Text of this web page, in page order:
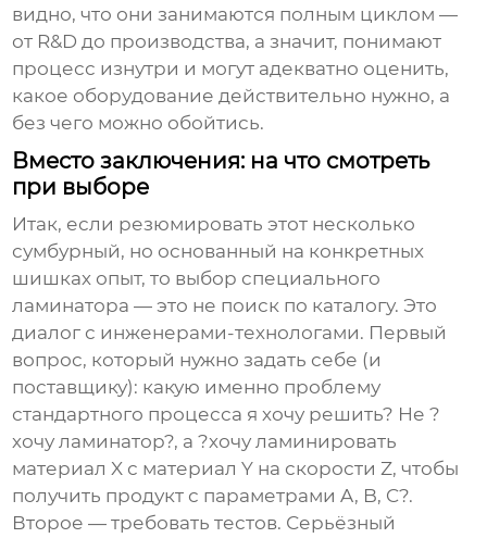
видно, что они занимаются полным циклом —
от R&D до производства, а значит, понимают
процесс изнутри и могут адекватно оценить,
какое оборудование действительно нужно, а
без чего можно обойтись.
Вместо заключения: на что смотреть
при выборе
Итак, если резюмировать этот несколько
сумбурный, но основанный на конкретных
шишках опыт, то выбор специального
ламинатора — это не поиск по каталогу. Это
диалог с инженерами-технологами. Первый
вопрос, который нужно задать себе (и
поставщику): какую именно проблему
стандартного процесса я хочу решить? Не ?
хочу ламинатор?, а ?хочу ламинировать
материал X с материал Y на скорости Z, чтобы
получить продукт с параметрами A, B, C?.
Второе — требовать тестов. Серьёзный